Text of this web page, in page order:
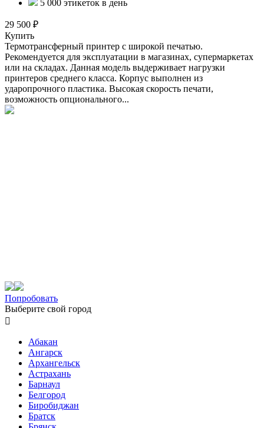
5 000 этикеток в день
29 500 ₽
Купить
Термотрансферный принтер с широкой печатью.
Рекомендуется для эксплуатации в магазинах, супермаркетах
или на складах. Данная модель выдерживает нагрузки
принтеров среднего класса. Корпус выполнен из
ударопрочного пластика. Высокая скорость печати,
возможность опционального...
Попробовать
Выберите свой город

Абакан
Ангарск
Архангельск
Астрахань
Барнаул
Белгород
Биробиджан
Братск